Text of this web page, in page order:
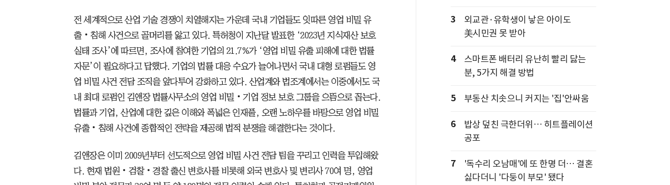
전 세계적으로 산업 기술 경쟁이 치열해지는 가운데 국내 기업들도 잇따른 영업 비밀 유
출‧침해 사건으로 골머리를 앓고 있다. 특허청이 지난달 발표한 ‘2023년 지식재산 보호
실태 조사’에 따르면, 조사에 참여한 기업의 21.7%가 ‘영업 비밀 유출 피해에 대한 법률
자문’이 필요하다고 답했다. 기업의 법률 대응 수요가 늘어나면서 국내 대형 로펌들도 영
업 비밀 사건 전담 조직을 앞다투어 강화하고 있다. 산업계와 법조계에서는 이중에서도 국
내 최대 로펌인 김앤장 법률사무소의 영업 비밀‧기업 정보 보호 그룹을 으뜸으로 꼽는다.
법률과 기업, 산업에 대한 깊은 이해와 폭넓은 인재풀, 오랜 노하우를 바탕으로 영업 비밀
유출‧침해 사건에 종합적인 전략을 제공해 법적 분쟁을 해결한다는 것이다.
김앤장은 이미 2009년부터 선도적으로 영업 비밀 사건 전담 팀을 꾸리고 인력을 투입해왔
다. 현재 법원‧검찰‧경찰 출신 변호사를 비롯해 외국 변호사 및 변리사 70여 명, 영업
3
외교관·유학생이 낳은 아이도
美시민권 못 받아
4
스마트폰 배터리 유난히 빨리 닳는
분, 5가지 해결 방법
5 부동산 치솟으니 커지는 '집'안싸움
6
밥상 덮친 극한더위… 히트플레이션
공포
7
'독수리 오남매'에 또 한명 더… 결혼
싫다더니 '다둥이 부모' 됐다